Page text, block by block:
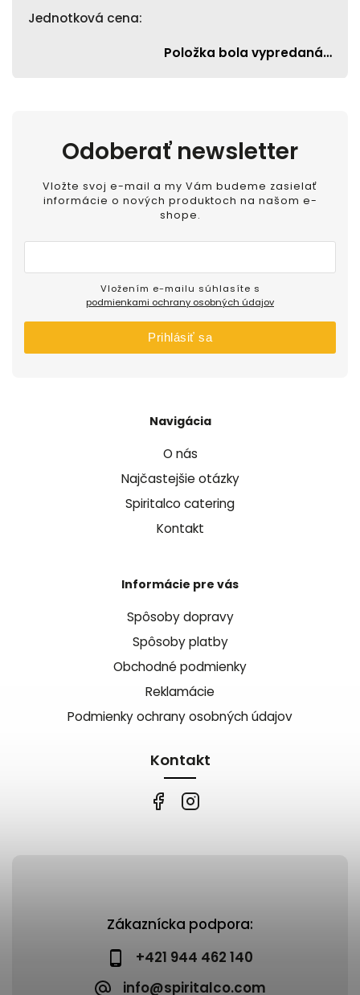
Jednotková cena:
Položka bola vypredaná…
Zákaznícka podpora:
+421 944 462 140
info@spiritalco.com
Navigácia
O nás
Najčastejšie otázky
Spiritalco catering
Kontakt
Informácie pre vás
Spôsoby dopravy
Spôsoby platby
Obchodné podmienky
Reklamácie
Podmienky ochrany osobných údajov
Kontakt
Odoberať newsletter
Vložte svoj e-mail a my Vám budeme zasielať
informácie o nových produktoch na našom e-
shope.
podmienkami ochrany osobných údajov
Prihlásiť sa